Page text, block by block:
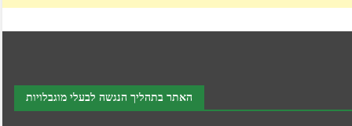
האתר בתהליך הנגשה לבעלי מוגבלויות